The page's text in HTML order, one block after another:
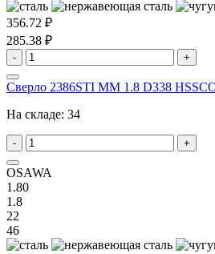
356.72 ₽
285.38 ₽
- +
Сверло 2386STI MM 1.8 D338
На складе: 34
- +
OSAWA
1.80
1.8
22
46